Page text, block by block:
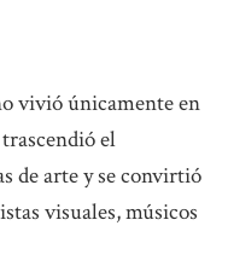
vivió únicamente en
el
de arte y se convirtió
visuales, músicos